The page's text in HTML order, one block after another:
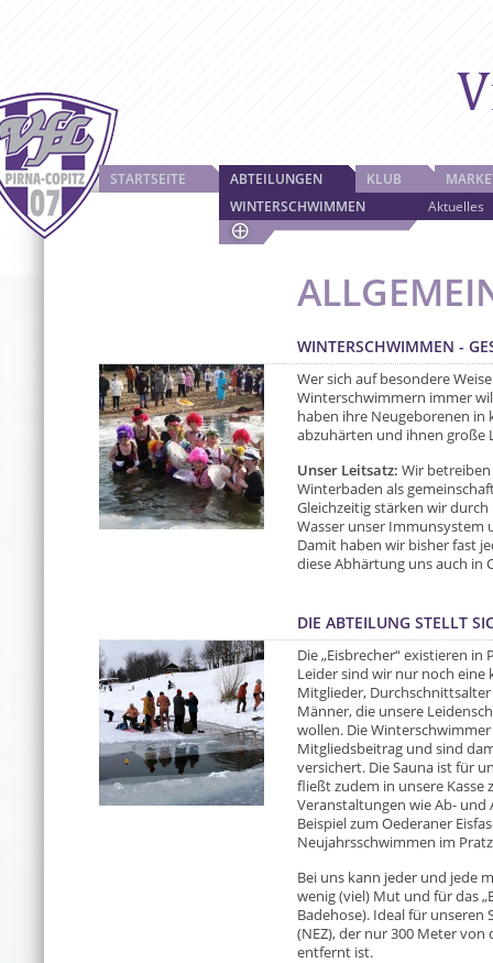
STARTSEITE
ABTEILUNGEN
WINTERSCHWIMMEN
Aktuelles
KLUB
WINTERSCHWIMMEN -
Wer sich auf besondere
Winterschwimmern immer
haben ihre Neugeborenen in
abzuhärten und ihnen große
Unser Leitsatz: Wir
Winterbaden als
Gleichzeitig stärken wir
Wasser unser Immunsystem
Damit haben wir bisher fast
diese Abhärtung uns auch in
DIE ABTEILUNG STELLT
Die „Eisbrecher“ existieren in
Leider sind wir nur noch eine
Mitglieder, Durchschnittsalter
Männer, die unsere
wollen. Die
Mitgliedsbeitrag und sind
versichert. Die Sauna ist für
fließt zudem in unsere Kasse
Veranstaltungen wie Ab- und
Beispiel zum Oederaner
Neujahrsschwimmen im
Bei uns kann jeder und jede
wenig (viel) Mut und für das
Badehose). Ideal für
(NEZ), der nur 300 Meter von
entfernt ist.